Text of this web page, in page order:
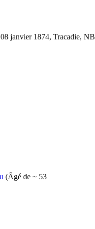
08 janvier 1874, Tracadie, NB
(Âgé de ~ 53